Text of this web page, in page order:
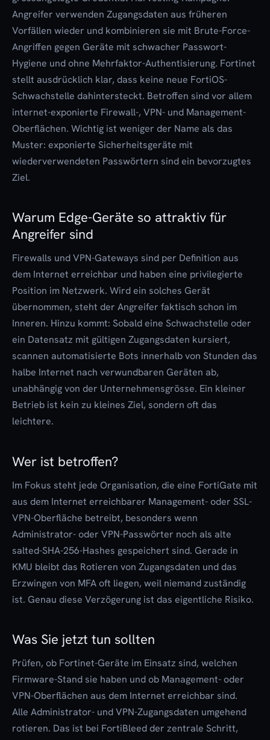
Angreifer verwenden Zugangsdaten aus früheren
Vorfällen wieder und kombinieren sie mit Brute-Force-
Angriffen gegen Geräte mit schwacher Passwort-
Hygiene und ohne Mehrfaktor-Authentisierung. Fortinet
stellt ausdrücklich klar, dass keine neue FortiOS-
Schwachstelle dahintersteckt. Betroffen sind vor allem
internet-exponierte Firewall-, VPN- und Management-
Oberflächen. Wichtig ist weniger der Name als das
Muster: exponierte Sicherheitsgeräte mit
wiederverwendeten Passwörtern sind ein bevorzugtes
Ziel.
Warum Edge-Geräte so attraktiv für
Angreifer sind
Firewalls und VPN-Gateways sind per Definition aus
dem Internet erreichbar und haben eine privilegierte
Position im Netzwerk. Wird ein solches Gerät
übernommen, steht der Angreifer faktisch schon im
Inneren. Hinzu kommt: Sobald eine Schwachstelle oder
ein Datensatz mit gültigen Zugangsdaten kursiert,
scannen automatisierte Bots innerhalb von Stunden das
halbe Internet nach verwundbaren Geräten ab,
unabhängig von der Unternehmensgrösse. Ein kleiner
Betrieb ist kein zu kleines Ziel, sondern oft das
leichtere.
Wer ist betroffen?
Im Fokus steht jede Organisation, die eine FortiGate mit
aus dem Internet erreichbarer Management- oder SSL-
VPN-Oberfläche betreibt, besonders wenn
Administrator- oder VPN-Passwörter noch als alte
salted-SHA-256-Hashes gespeichert sind. Gerade in
KMU bleibt das Rotieren von Zugangsdaten und das
Erzwingen von MFA oft liegen, weil niemand zuständig
ist. Genau diese Verzögerung ist das eigentliche Risiko.
Was Sie jetzt tun sollten
Prüfen, ob Fortinet-Geräte im Einsatz sind, welchen
Firmware-Stand sie haben und ob Management- oder
VPN-Oberflächen aus dem Internet erreichbar sind.
Alle Administrator- und VPN-Zugangsdaten umgehend
rotieren. Das ist bei FortiBleed der zentrale Schritt,